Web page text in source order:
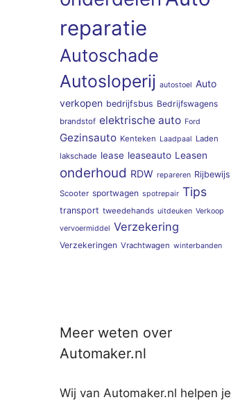
reparatie
Autoschade
Autosloperij autostoel Auto
verkopen bedrijfsbus Bedrijfswagens
brandstof elektrische auto Ford
Gezinsauto Kenteken Laadpaal Laden
lakschade lease leaseauto Leasen
onderhoud RDW repareren Rijbewijs
Scooter sportwagen spotrepair Tips
transport tweedehands uitdeuken Verkoop
vervoermiddel Verzekering
Verzekeringen Vrachtwagen winterbanden
Meer weten over
Automaker.nl
Wij van Automaker.nl helpen je